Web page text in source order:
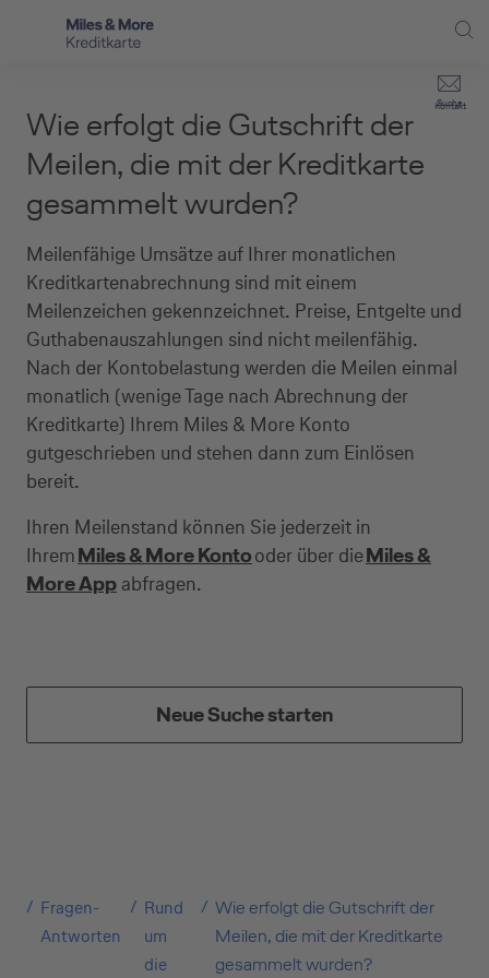
Direkt zur Suche (Enter drücken)
Direkt zum Hauptinhalt (Enter drücken)
Kontakt
Suche
Selbstständige
Unternehmen
Service
Häufige Fragen
Miles & More Programm
Kreditkarte empfehlen
Kreditkarten-Banking
Kreditkarte beantragen
Wie erfolgt die Gutschrift der
Meilen, die mit der Kreditkarte
gesammelt wurden?
Meilenfähige Umsätze auf Ihrer monatlichen
Kreditkartenabrechnung sind mit einem
Meilenzeichen gekennzeichnet. Preise, Entgelte und
Guthabenauszahlungen sind nicht meilenfähig.
Nach der Kontobelastung werden die Meilen einmal
monatlich (wenige Tage nach Abrechnung der
Kreditkarte) Ihrem Miles & More Konto
gutgeschrieben und stehen dann zum Einlösen
bereit.
Ihren Meilenstand können Sie jederzeit in
IhremMiles & More Kontooder über dieMiles &
More App abfragen.
Neue Suche starten
Fragen-
Antworten
Rund
um
die
Wie erfolgt die Gutschrift der
Meilen, die mit der Kreditkarte
gesammelt wurden?
Über die Auswahl gelangen Sie direkt in den
gewünschten Antrag.